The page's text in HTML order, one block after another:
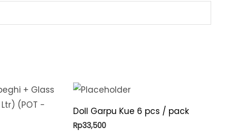
Doll Garpu Kue 6 pcs / pack
Rp33,500